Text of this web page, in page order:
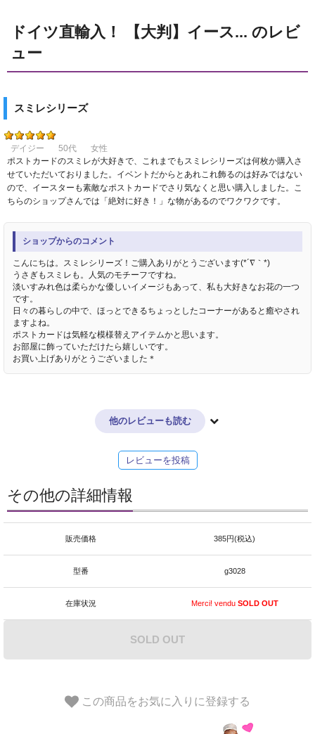
ドイツ直輸入！ 【大判】イース... のレビ
ュー
スミレシリーズ
デイジー 50代
女性
ポストカードのスミレが大好きで、これまでもスミレシリーズは何枚か購入さ
せていただいておりました。イベントだからとあれこれ飾るのは好みではない
ので、イースターも素敵なポストカードでさり気なくと思い購入しました。こ
ちらのショップさんでは「絶対に好き！」な物があるのでワクワクです。
ショップからのコメント
こんにちは。スミレシリーズ！ご購入ありがとうございます(*´∇｀*)
うさぎもスミレも。人気のモチーフですね。
淡いすみれ色は柔らかな優しいイメージもあって、私も大好きなお花の一つ
です。
日々の暮らしの中で、ほっとできるちょっとしたコーナーがあると癒やされ
ますよね。
ポストカードは気軽な模様替えアイテムかと思います。
お部屋に飾っていただけたら嬉しいです。
お買い上げありがとうございました＊
他のレビューも読む
レビューを投稿
その他の詳細情報
販売価格 385円(税込)
型番 g3028
在庫状況 Merci! venduSOLD OUT
SOLD OUT
この商品をお気に入りに登録する